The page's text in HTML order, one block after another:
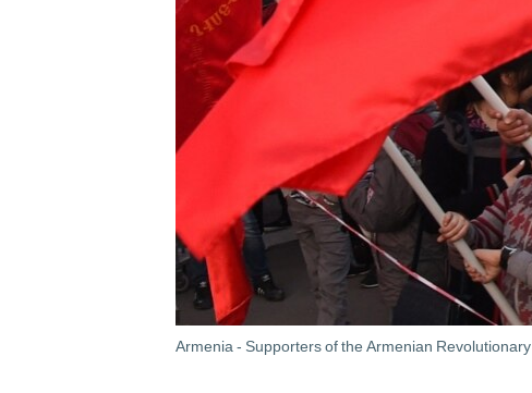
ՁԳՏԵԼՈՎ ԼԱՎԱԳՈՒՅՆԻՆ
Armenia - Supporters of the Armenian